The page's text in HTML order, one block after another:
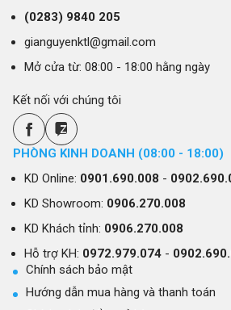
Tủ Lạnh Là Gì?
Tủ lạnh là thiết bị điện tử dùng
phẩm bằng cách duy trì nhiệt độ
chậm quá trình phân hủy và
triển của vi khuẩn. Tủ lạnh
các ngăn khác nhau để chứa
và đá. Các loại tủ lạnh hiện đại
năng bổ sung như hệ thống làm
năng cấp đông nhanh, và điều
thông minh.
(0283) 9840 205
gianguyenktl@gmail.com
Mở cửa từ: 08:00 - 18:00 hằng ngày
Kết nối với chúng tôi
PHÒNG KINH DOANH (08:00 - 18:00)
KD Online: 0901.690.008 -
KD Showroom: 0906.270.008
KD Khách tỉnh: 0906.270.008
Hỗ trợ KH: 0972.979.074-
Chính sách bảo mật
Hướng dẫn mua hàng và thanh toán